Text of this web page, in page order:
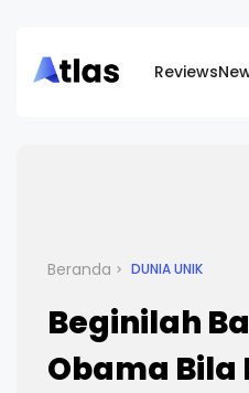
Reviews
Beranda DUNIA UNIK
Beginilah
Obama